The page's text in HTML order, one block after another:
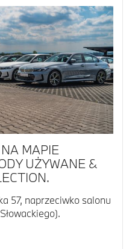
MAPIE
UŻYWANE &
57, naprzeciwko salonu